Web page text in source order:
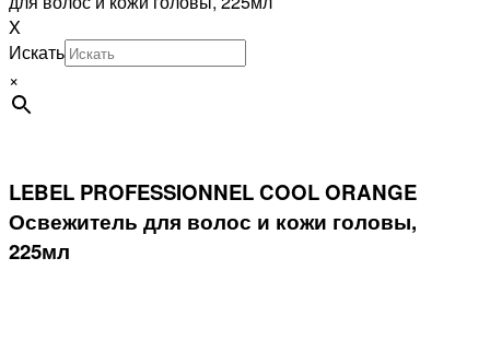
X
Искать
×
LEBEL PROFESSIONNEL COOL ORANGE
Освежитель для волос и кожи головы,
225мл